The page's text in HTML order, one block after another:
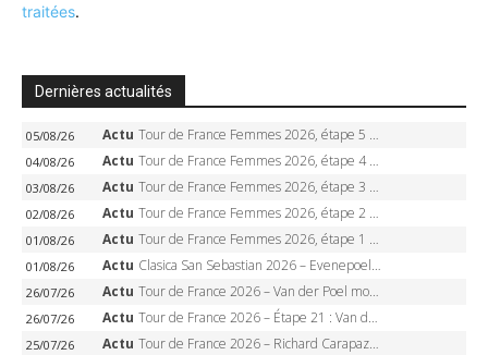
traitées.
Dernières actualités
05/08/26 Actu Tour de France Femmes 2026, étape 5 – Demi Vollering gagne à Belleville, Reusser en jaune, Ferrand-Prévot coule
04/08/26 Actu Tour de France Femmes 2026, étape 4 – Marlen Reusser écrase le chrono, Ferrand-Prévot en crise
03/08/26 Actu Tour de France Femmes 2026, étape 3 – Sigrid Haugset en solitaire, 88 km d’échappée, maillot jaune
02/08/26 Actu Tour de France Femmes 2026, étape 2 – Lorena Wiebes doublé à Genève, Markus héroïque, 7e record
01/08/26 Actu Tour de France Femmes 2026, étape 1 – Lorena Wiebes intouchable à Lausanne, premier maillot jaune
01/08/26 Actu Clasica San Sebastian 2026 – Evenepoel recordman, 4e victoire, Carapaz battu au sprint
26/07/26 Actu Tour de France 2026 – Van der Poel monumental à Paris, Pogacar égale le record des cinq sacres
26/07/26 Actu Tour de France 2026 – Étape 21 : Van der Poel, Pogacar, qui succédera à Wout van Aert sur les Champs-Elysées ?
25/07/26 Actu Tour de France 2026 – Richard Carapaz roi des Alpes, doublé et maillot à pois, Seixas perd le podium